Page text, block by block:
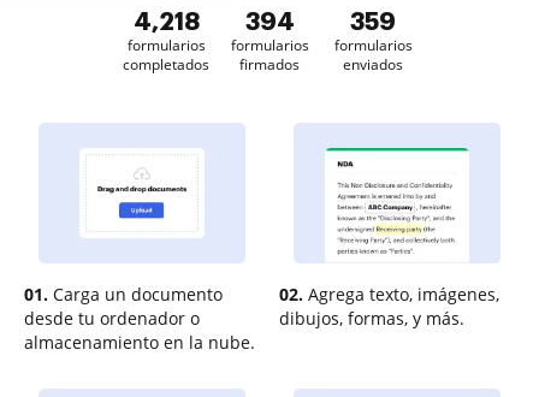
4,219
formularios
completados
394
formularios
firmados
359
formularios
enviados
01. Carga un documento
desde tu ordenador o
almacenamiento en la nube.
02. Agrega texto, imágenes,
dibujos, formas, y más.